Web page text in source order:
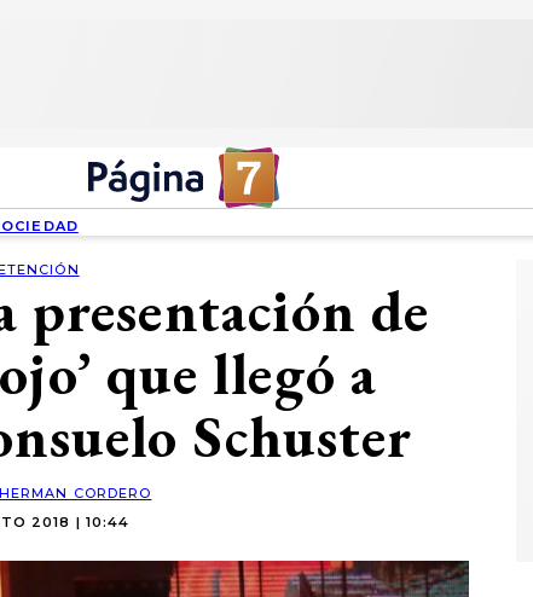
presentación de
que llegó a
Schuster
CORDERO
2018 | 10:44